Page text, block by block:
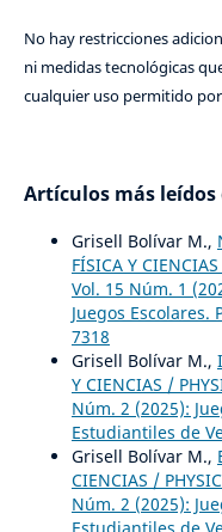
No hay restricciones
ni medidas tecnológicas
cualquier uso permitido por
Artículos más
Grisell Bolívar M.,
FÍSICA Y
Vol. 15 Núm. 1
Juegos Escolares.
7318
Grisell Bolívar M.,
Y CIENCIAS /
Núm. 2 (2025):
Estudiantiles de
Grisell Bolívar M.,
CIENCIAS /
Núm. 2 (2025):